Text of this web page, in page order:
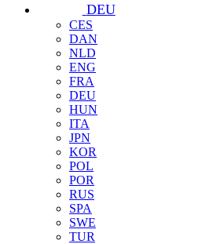
DEU
CES
DAN
NLD
ENG
FRA
DEU
HUN
ITA
JPN
KOR
POL
POR
RUS
SPA
SWE
TUR